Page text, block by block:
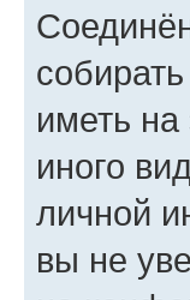
иметь
иного
личной
вы не